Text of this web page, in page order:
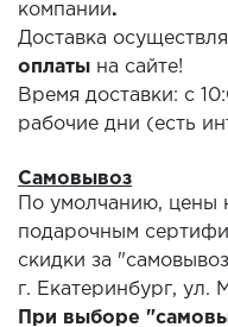
АКЦИИ
компании.
Доставка
оплаты на сайте!
Время доставки: с
рабочие дни (есть
Самовывоз
По умолчанию, цены
подарочным
скидки за
г. Екатеринбург, ул.
При выборе